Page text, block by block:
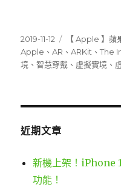
發
佈
日
2019-11-12
分
類
【 Apple 】蘋
Apple 、AR 、ARKit 、The
境 、智慧穿戴 、 虛擬實境 、
近期文章
新機上架！iPhone
功能！